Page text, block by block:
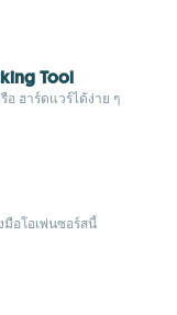
Tool
ฮาร์ดแวร์ได้ง่าย ๆ
อโอเพ่นซอร์สนี้